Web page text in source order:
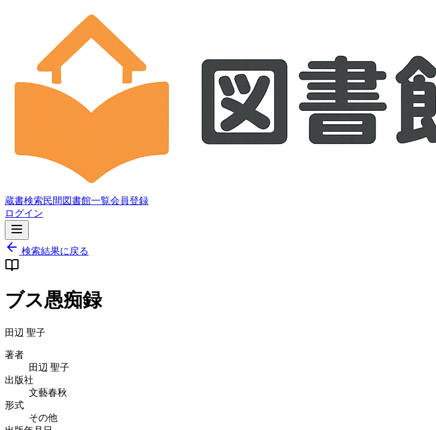
蔵書検索民間図書館一覧会員登録
ログイン
検索結果に戻る
ブス愚痴録
田辺 聖子
著者
田辺 聖子
出版社
文藝春秋
形式
その他